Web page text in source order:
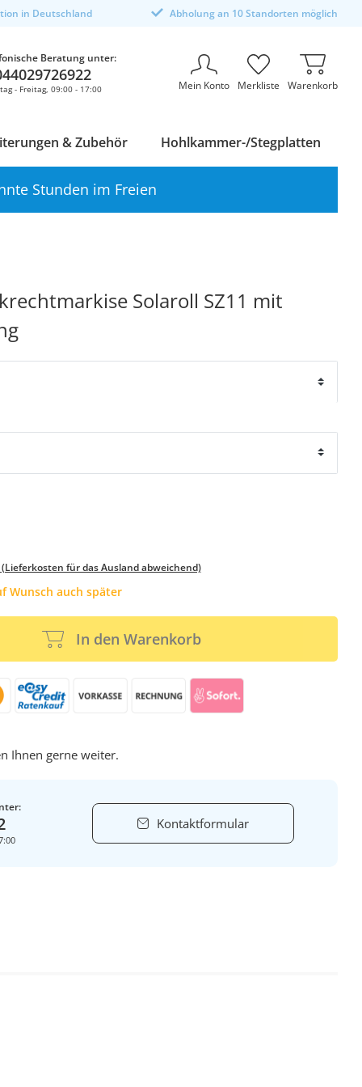
in Deutschland Abholung an 10 Standorten möglich
Beratung unter:
- Freitag, 09:00 - 17:00 Mein Konto Merkliste Warenkorb
& Zubehör Hohlkammer-/Stegplatten
Stunden im Freien
Solaroll SZ11 mit
für das Ausland abweichend)
Wunsch auch später
In den Warenkorb
Ihnen gerne weiter.
Kontaktformular